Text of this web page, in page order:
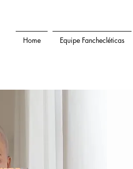
Home Equipe Fanchecléticas